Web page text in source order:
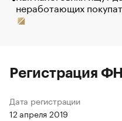
неработающих
Регистрация
Дата регистрации
12 апреля 2019